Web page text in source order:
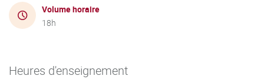
Volume horaire
18h
Heures d'enseignement